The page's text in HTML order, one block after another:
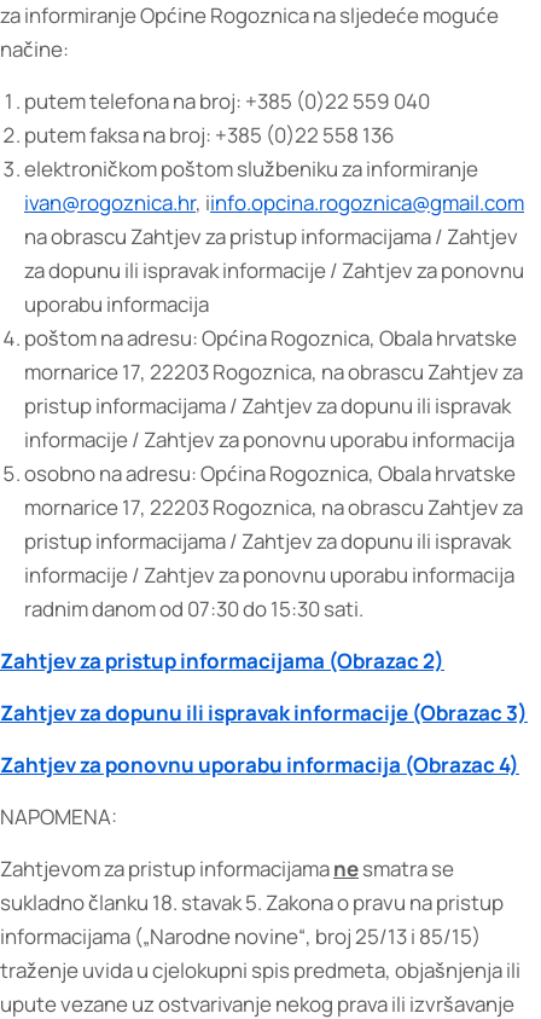
za informiranje Općine Rogoznica na sljedeće moguće
načine:
putem telefona na broj: +385 (0)22 559 040
putem faksa na broj: +385 (0)22 558 136
elektroničkom poštom službeniku za informiranje
ivan@rogoznica.hr, iinfo.opcina.rogoznica@gmail.com
na obrascu Zahtjev za pristup informacijama / Zahtjev
za dopunu ili ispravak informacije / Zahtjev za ponovnu
uporabu informacija
poštom na adresu: Općina Rogoznica, Obala hrvatske
mornarice 17, 22203 Rogoznica, na obrascu Zahtjev za
pristup informacijama / Zahtjev za dopunu ili ispravak
informacije / Zahtjev za ponovnu uporabu informacija
osobno na adresu: Općina Rogoznica, Obala hrvatske
mornarice 17, 22203 Rogoznica, na obrascu Zahtjev za
pristup informacijama / Zahtjev za dopunu ili ispravak
informacije / Zahtjev za ponovnu uporabu informacija
radnim danom od 07:30 do 15:30 sati.
Zahtjev za pristup informacijama (Obrazac 2)
Zahtjev za dopunu ili ispravak informacije (Obrazac 3)
Zahtjev za ponovnu uporabu informacija (Obrazac 4)
NAPOMENA:
Zahtjevom za pristup informacijamanesmatra se
sukladno članku 18. stavak 5. Zakona o pravu na pristup
informacijama („Narodne novine“, broj 25/13 i 85/15)
traženje uvida u cjelokupni spis predmeta, objašnjenja ili
upute vezane uz ostvarivanje nekog prava ili izvršavanje